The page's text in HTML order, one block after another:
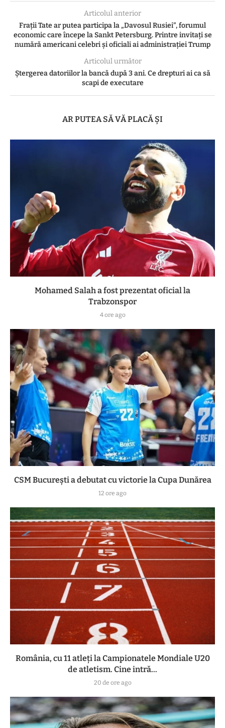
Articolul anterior
Frații Tate ar putea participa la „Davosul Rusiei”, forumul
economic care începe la Sankt Petersburg. Printre invitați se
numără americani celebri şi oficiali ai administraţiei Trump
Articolul următor
Ștergerea datoriilor la bancă după 3 ani. Ce drepturi ai ca să
scapi de executare
AR PUTEA SĂ VĂ PLACĂ ȘI
Mohamed Salah a fost prezentat oficial la
Trabzonspor
4 ore ago
CSM București a debutat cu victorie la Cupa Dunărea
12 ore ago
România, cu 11 atleți la Campionatele Mondiale U20
de atletism. Cine intră...
20 de ore ago